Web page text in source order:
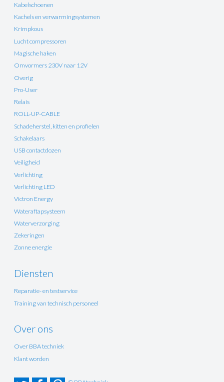
Kabelschoenen
Kachels en verwarmingsystemen
Krimpkous
Lucht compressoren
Magische haken
Omvormers 230V naar 12V
Overig
Pro-User
Relais
ROLL-UP-CABLE
Schadeherstel, kitten en profielen
Schakelaars
USB contactdozen
Veiligheid
Verlichting
Verlichting LED
Victron Energy
Wateraftapsysteem
Waterverzorging
Zekeringen
Zonne energie
Diensten
Reparatie- en testservice
Training van technisch personeel
Over ons
Over BBA techniek
Klant worden